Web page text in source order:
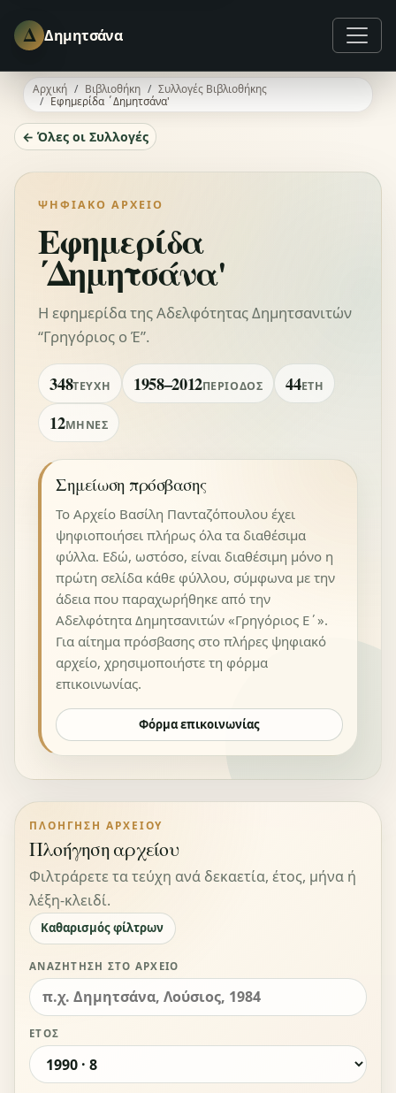
Δ Δημητσάνα
Αρχική Βιβλιοθήκη
Συλλογές Βιβλιοθήκης
Εφημερίδα ΄Δημητσάνα'
← Όλες οι Συλλογές
ΨΗΦΙΑΚΌ ΑΡΧΕΊΟ
Εφημερίδα
΄Δημητσάνα'
Η εφημερίδα της Αδελφότητας Δημητσανιτών
“Γρηγόριος ο Έ”.
348ΤΕΎΧΗ 1958–2012ΠΕΡΊΟΔΟΣ 44ΈΤΗ
12ΜΉΝΕΣ
Σημείωση πρόσβασης
Το Αρχείο Βασίλη Πανταζόπουλου έχει
ψηφιοποιήσει πλήρως όλα τα διαθέσιμα
φύλλα. Εδώ, ωστόσο, είναι διαθέσιμη μόνο η
πρώτη σελίδα κάθε φύλλου, σύμφωνα με την
άδεια που παραχωρήθηκε από την
Αδελφότητα Δημητσανιτών «Γρηγόριος Ε΄».
Για αίτημα πρόσβασης στο πλήρες ψηφιακό
αρχείο, χρησιμοποιήστε τη φόρμα
επικοινωνίας.
Φόρμα επικοινωνίας
ΠΛΟΉΓΗΣΗ ΑΡΧΕΊΟΥ
Πλοήγηση αρχείου
Φιλτράρετε τα τεύχη ανά δεκαετία, έτος, μήνα ή
λέξη-κλειδί.
Καθαρισμός φίλτρων
ΑΝΑΖΉΤΗΣΗ ΣΤΟ ΑΡΧΕΊΟ
ΈΤΟΣ